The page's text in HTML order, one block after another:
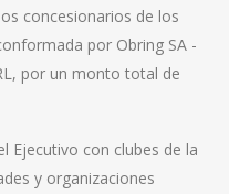
concesionarios de los
por Obring SA -
por un monto total de
Ejecutivo con clubes de la
y organizaciones